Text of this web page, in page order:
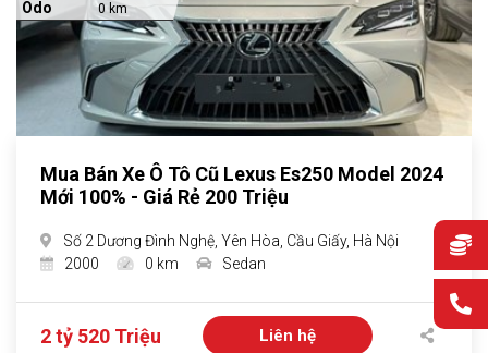
Odo 0 km
Mua Bán Xe Ô Tô Cũ Lexus Es250 Model 2024
Mới 100% - Giá Rẻ 200 Triệu
Số 2 Dương Đình Nghệ, Yên Hòa, Cầu Giấy, Hà Nội
2000
0 km Sedan
2 tỷ 520 Triệu Liên hệ